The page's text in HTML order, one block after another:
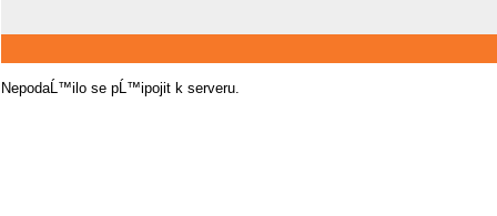
NepodaĹ™ilo se pĹ™ipojit k serveru.